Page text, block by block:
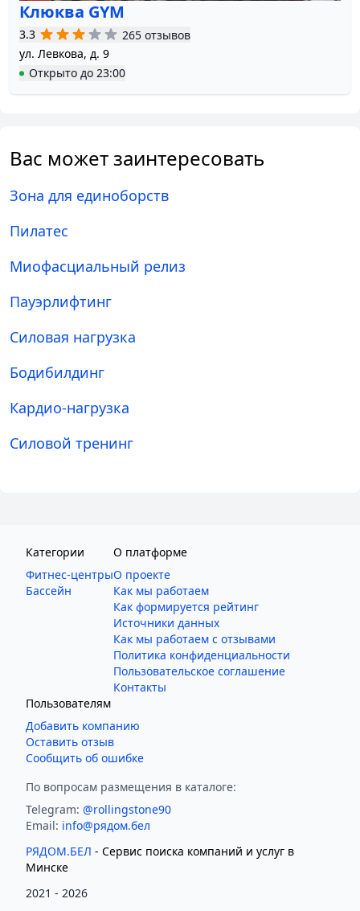
Клюква GYM
3.3
265 отзывов
ул. Левкова, д. 9
Открыто до 23:00
Вас может заинтересовать
Зона для единоборств
Пилатес
Миофасциальный релиз
Пауэрлифтинг
Силовая нагрузка
Бодибилдинг
Кардио-нагрузка
Силовой тренинг
Категории
Фитнес-центры
Бассейн
О платформе
О проекте
Как мы работаем
Как формируется рейтинг
Источники данных
Как мы работаем с отзывами
Политика конфиденциальности
Пользовательское соглашение
Контакты
Пользователям
Добавить компанию
Оставить отзыв
Сообщить об ошибке
По вопросам размещения в каталоге:
Telegram: @rollingstone90
Email: info@рядом.бел
РЯДОМ.БЕЛ - Cервис поиска компаний и услуг в
Минске
2021 - 2026